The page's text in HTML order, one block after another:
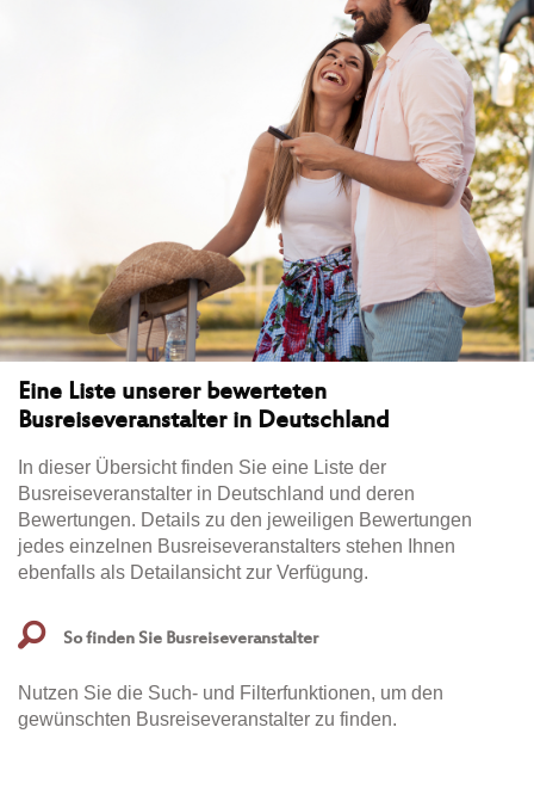
Eine Liste unserer bewerteten
Busreiseveranstalter in Deutschland
In dieser Übersicht finden Sie eine Liste der
Busreiseveranstalter in Deutschland und deren
Bewertungen. Details zu den jeweiligen Bewertungen
jedes einzelnen Busreiseveranstalters stehen Ihnen
ebenfalls als Detailansicht zur Verfügung.
So finden Sie Busreiseveranstalter
Nutzen Sie die Such- und Filterfunktionen, um den
gewünschten Busreiseveranstalter zu finden.